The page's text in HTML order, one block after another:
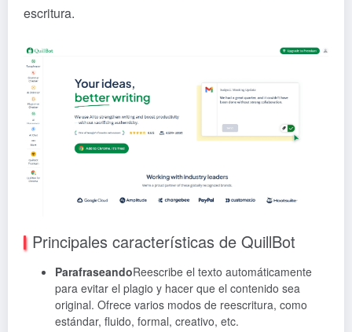
escritura.
Principales características de QuillBot
ParafraseandoReescribe el texto automáticamente
para evitar el plagio y hacer que el contenido sea
original. Ofrece varios modos de reescritura, como
estándar, fluido, formal, creativo, etc.